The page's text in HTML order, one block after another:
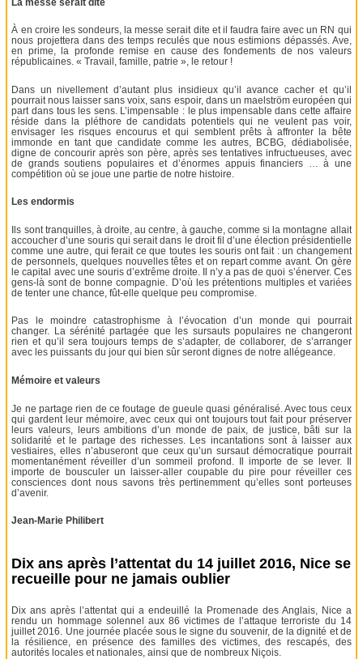
La messe serait dite
À en croire les sondeurs, la messe serait dite et il faudra faire avec un RN qui
nous projettera dans des temps reculés que nous estimions dépassés. Ave,
en prime, la profonde remise en cause des fondements de nos valeurs
républicaines. « Travail, famille, patrie », le retour !
Dans un nivellement d’autant plus insidieux qu’il avance cacher et qu’il
pourrait nous laisser sans voix, sans espoir, dans un maelström européen qui
part dans tous les sens. L’impensable : le plus impensable dans cette affaire
réside dans la pléthore de candidats potentiels qui ne veulent pas voir,
envisager les risques encourus et qui semblent prêts à affronter la bête
immonde en tant que candidate comme les autres, BCBG, dédiabolisée,
digne de concourir après son père, après ses tentatives infructueuses, avec
de grands soutiens populaires et d’énormes appuis financiers … à une
compétition où se joue une partie de notre histoire.
Les endormis
Ils sont tranquilles, à droite, au centre, à gauche, comme si la montagne allait
accoucher d’une souris qui serait dans le droit fil d’une élection présidentielle
comme une autre, qui ferait ce que toutes les souris ont fait : un changement
de personnels, quelques nouvelles têtes et on repart comme avant. On gère
le capital avec une souris d’extrême droite. Il n’y a pas de quoi s’énerver. Ces
gens-là sont de bonne compagnie. D’où les prétentions multiples et variées
de tenter une chance, fût-elle quelque peu compromise.
Pas le moindre catastrophisme à l’évocation d’un monde qui pourrait
changer. La sérénité partagée que les sursauts populaires ne changeront
rien et qu’il sera toujours temps de s’adapter, de collaborer, de s’arranger
avec les puissants du jour qui bien sûr seront dignes de notre allégeance.
Mémoire et valeurs
Je ne partage rien de ce foutage de gueule quasi généralisé. Avec tous ceux
qui gardent leur mémoire, avec ceux qui ont toujours tout fait pour préserver
leurs valeurs, leurs ambitions d’un monde de paix, de justice, bâti sur la
solidarité et le partage des richesses. Les incantations sont à laisser aux
vestiaires, elles n’abuseront que ceux qu’un sursaut démocratique pourrait
momentanément réveiller d’un sommeil profond. Il importe de se lever. Il
importe de bousculer un laisser-aller coupable du pire pour réveiller ces
consciences dont nous savons très pertinemment qu’elles sont porteuses
d’avenir.
Jean-Marie Philibert
Dix ans après l’attentat du 14 juillet 2016, Nice se
recueille pour ne jamais oublier
Dix ans après l’attentat qui a endeuillé la Promenade des Anglais, Nice a
rendu un hommage solennel aux 86 victimes de l’attaque terroriste du 14
juillet 2016. Une journée placée sous le signe du souvenir, de la dignité et de
la résilience, en présence des familles des victimes, des rescapés, des
autorités locales et nationales, ainsi que de nombreux Niçois.